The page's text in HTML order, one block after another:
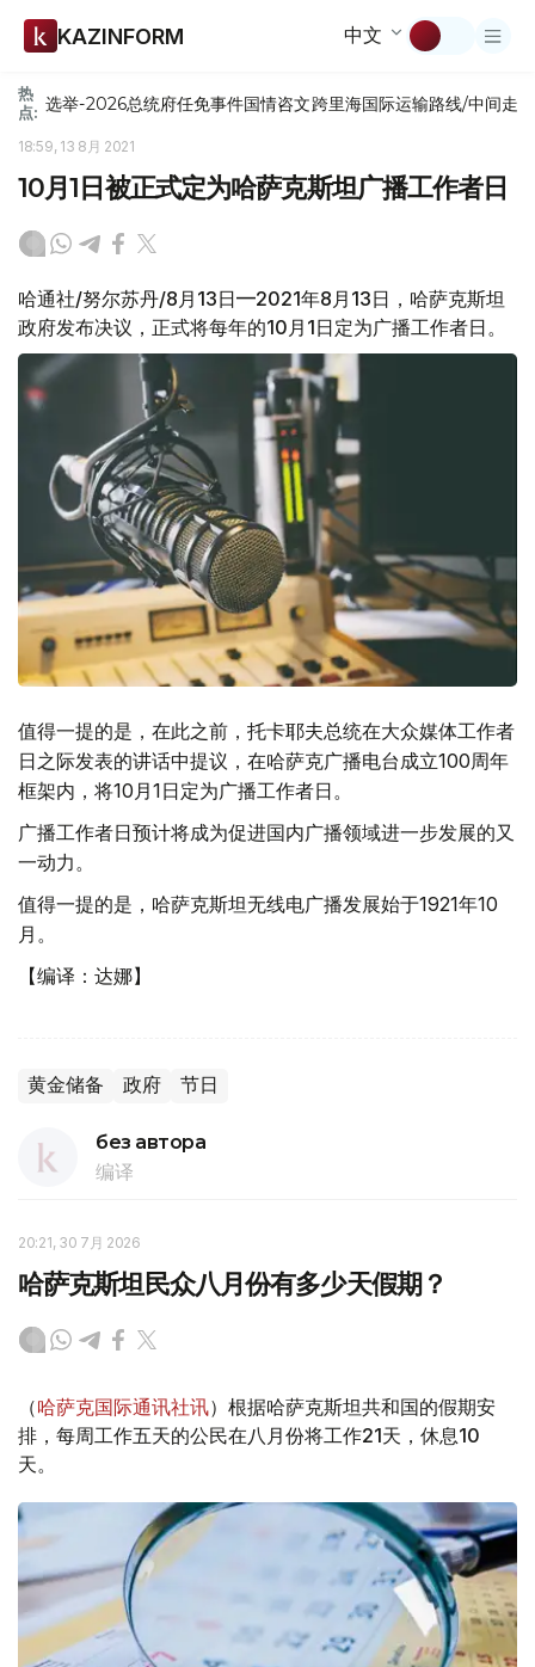
KAZINFORM 中文
热
点: 选举-2026总统府任免事件国情咨文跨里海国际运输路线/中间走廊
18:59, 13 8月 2021
10月1日被正式定为哈萨克斯坦广播工作者日
哈通社/努尔苏丹/8月13日—2021年8月13日，哈萨克斯坦
政府发布决议，正式将每年的10月1日定为广播工作者日。
值得一提的是，在此之前，托卡耶夫总统在大众媒体工作者
日之际发表的讲话中提议，在哈萨克广播电台成立100周年
框架内，将10月1日定为广播工作者日。
广播工作者日预计将成为促进国内广播领域进一步发展的又
一动力。
值得一提的是，哈萨克斯坦无线电广播发展始于1921年10
月。
【编译：达娜】
黄金储备 政府 节日
без автора
编译
20:21, 30 7月 2026
哈萨克斯坦民众八月份有多少天假期？
（哈萨克国际通讯社讯）根据哈萨克斯坦共和国的假期安
排，每周工作五天的公民在八月份将工作21天，休息10
天。